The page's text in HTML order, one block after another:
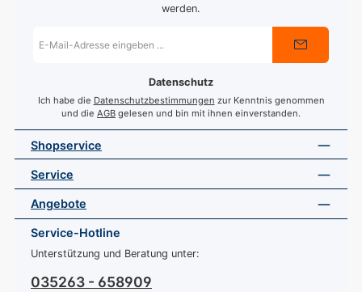
werden.
Mail-
Datenschutz
Ich habe die Datenschutzbestimmungen zur Kenntnis genommen
und die AGB gelesen und bin mit ihnen einverstanden.
Shopservice
Service
Angebote
Service-Hotline
Unterstützung und Beratung unter:
035263 - 658909